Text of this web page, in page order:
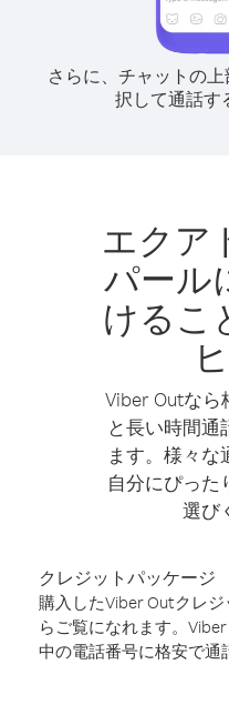
さらに、チャットの
択して通話す
エクア
パール
けるこ
Viber Outなら
と長い時間通
ます。様々な
自分にぴった
選び
クレジットパッケージ
購入したViber Outクレ
らご覧になれます。
中の電話番号に格安で通